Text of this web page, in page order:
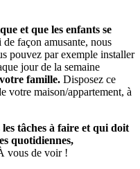
et que les enfants se
façon amusante, nous
pouvez par exemple installer
jour de la semaine
famille. Disposez ce
votre maison/appartement, à
tâches à faire et qui doit
quotidiennes,
vous de voir !